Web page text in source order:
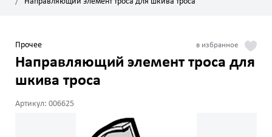
Прочее
Направляющий элемент троса для
шкива троса
Артикул: 006625